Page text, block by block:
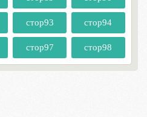
стор93 стор94
стор97 стор98